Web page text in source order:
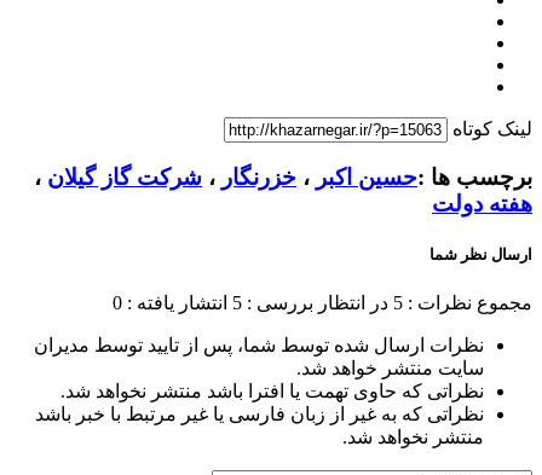
لینک کوتاه
برچسب ها :حسین اکبر ، خزرنگار ، شرکت گاز گیلان ،
هفته دولت
ارسال نظر شما
مجموع نظرات : 5 در انتظار بررسی : 5 انتشار یافته : 0
نظرات ارسال شده توسط شما، پس از تایید توسط مدیران
سایت منتشر خواهد شد.
نظراتی که حاوی تهمت یا افترا باشد منتشر نخواهد شد.
نظراتی که به غیر از زبان فارسی یا غیر مرتبط با خبر باشد
منتشر نخواهد شد.